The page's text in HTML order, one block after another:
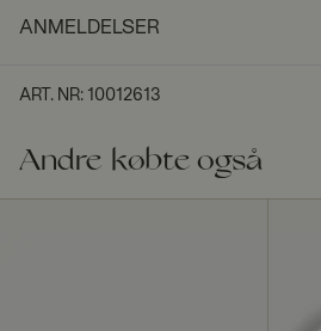
ANMELDELSER
ART. NR: 10012613
Andre købte også